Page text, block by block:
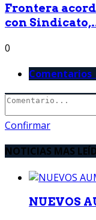
Frontera
con
0
Comentarios
Confirmar
NOTICIAS MAS
NUEVOS